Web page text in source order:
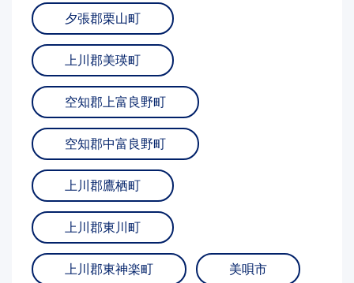
夕張郡栗山町
上川郡美瑛町
空知郡上富良野町
空知郡中富良野町
上川郡鷹栖町
上川郡東川町
上川郡東神楽町 美唄市